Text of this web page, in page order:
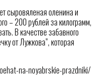
сыровяленая оленина и
– 200 рублей за килограмм,
В качестве забавного
от Лужкова”, которая
na-noyabrskie-prazdniki/